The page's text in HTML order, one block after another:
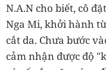
N.A.N cho biết, cô
Nga Mi, khởi hành
cắt da. Chưa bước
cảm nhận được độ